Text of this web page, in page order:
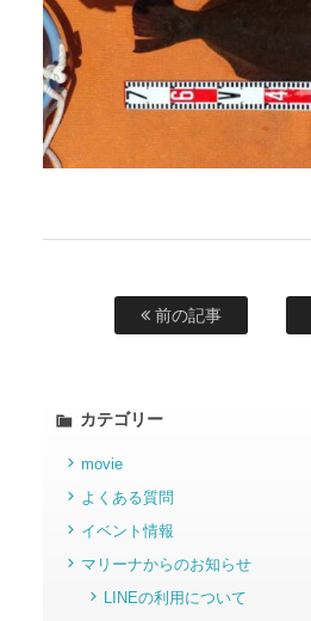
前の記事
カテゴリー
movie
よくある質問
イベント情報
マリーナからのお知らせ
LINEの利用について